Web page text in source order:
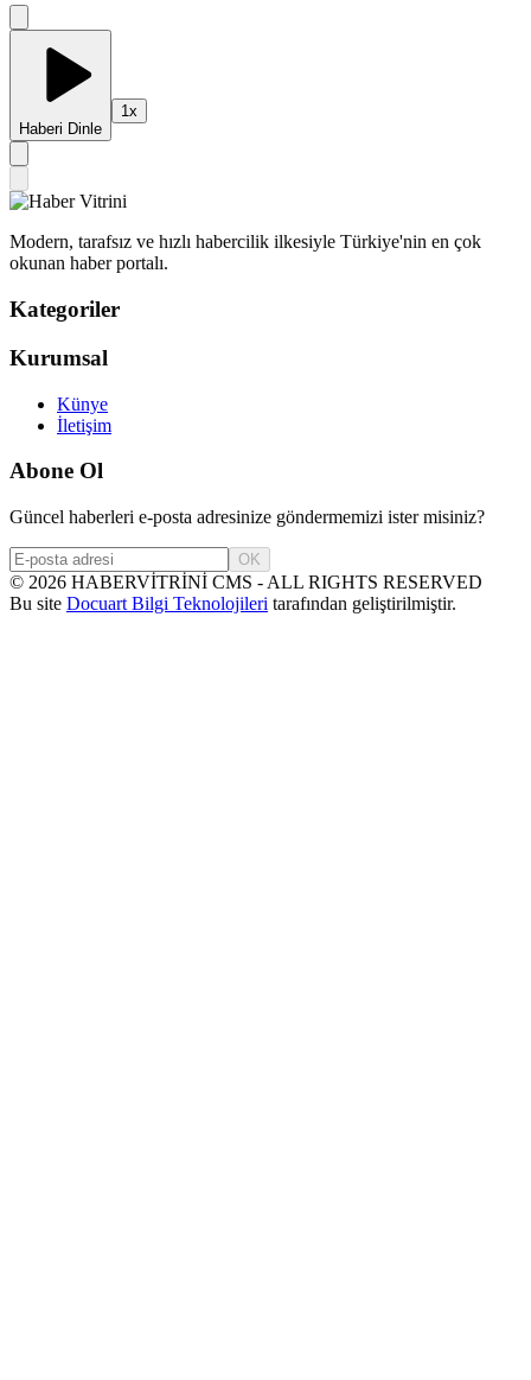
Haberi Dinle
1x
Modern, tarafsız ve hızlı habercilik ilkesiyle Türkiye'nin en çok
okunan haber portalı.
Kategoriler
Kurumsal
Künye
İletişim
Abone Ol
Güncel haberleri e-posta adresinize göndermemizi ister misiniz?
OK
© 2026 HABERVİTRİNİ CMS - ALL RIGHTS RESERVED
Bu site Docuart Bilgi Teknolojileri tarafından geliştirilmiştir.